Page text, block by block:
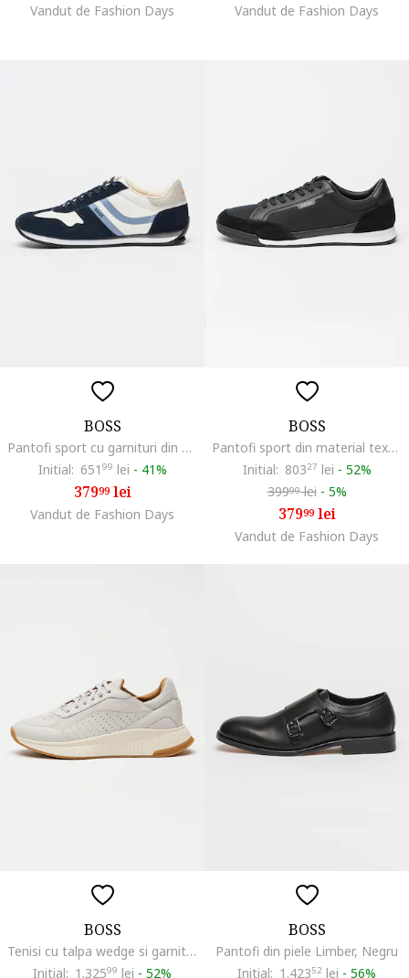
Vandut de Fashion Days Vandut de Fashion Days
BOSS
Pantofi sport cu garnituri din piele intoarsa ecologica Levon, Alb/Albastru prafuit/Bleumarin
Initial: 651 99 lei - 41%
37999lei
Vandut de Fashion Days
BOSS
Pantofi sport din material textill Nitan, Negru
Initial: 80327 lei - 52%
39999lei - 5%
37999lei
Vandut de Fashion Days
BOSS
Tenisi cu talpa wedge si garnituri din piele intoarsa, Gri cenusiu
Initial: 1.32599 lei - 52%
BOSS
Pantofi din piele Limber, Negru
Initial: 1.42352 lei - 56%